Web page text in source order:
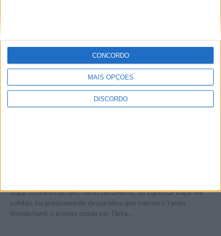
MAIS OPÇÕES
DISCORDO
CONCORDO
Entrevista Mais Lusofonia – 29-07-2026
29 de Julho, 2026
Caminhar pode ser muito mais do que dar um passo atrás do
outro. Pode ser um gesto de solidariedade, de união e de
esperança....
Viajar sozinho não tem, necessariamente, de significar viajar em
solidão. Foi precisamente dessa ideia que nasceu o Tanita
Wonderland, o projeto criado por Tânia...